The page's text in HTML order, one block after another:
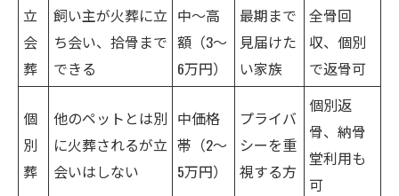
立
会
葬
飼い主が火葬に立
ち会い、拾骨まで
できる
中〜高
額（3〜
6万円）
最期まで
見届けた
い家族
全骨回
収、個別
で返骨可
個
別
葬
他のペットとは別
に火葬されるが立
会いはしない
中価格
帯（2〜
5万円）
プライバ
シーを重
視する方
個別返
骨、納骨
堂利用も
可